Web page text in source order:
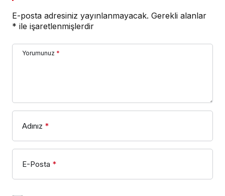
E-posta adresiniz yayınlanmayacak. Gerekli alanlar
* ile işaretlenmişlerdir
Yorumunuz *
Adınız *
E-Posta *